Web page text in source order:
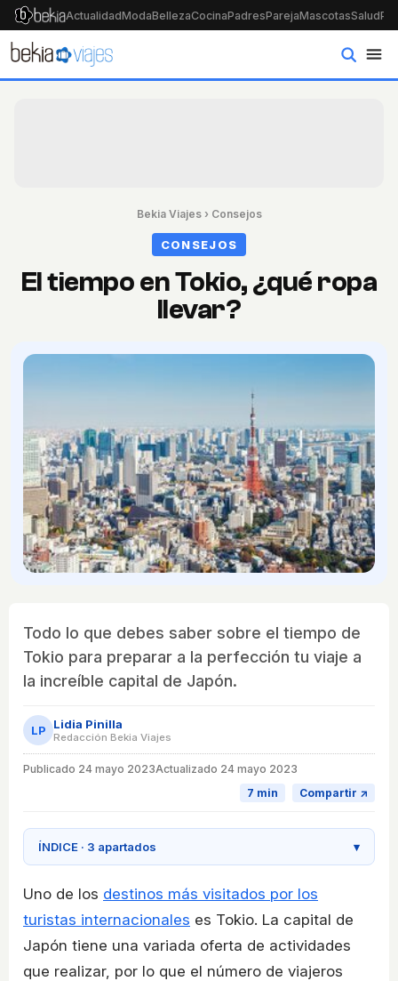
ActualidadModaBellezaCocinaPadresParejaMascotasSalud
Bekia Viajes› Consejos
CONSEJOS
El tiempo en Tokio, ¿qué ropa
llevar?
Todo lo que debes saber sobre el tiempo de
Tokio para preparar a la perfección tu viaje a
la increíble capital de Japón.
LP Lidia Pinilla
Redacción Bekia Viajes
Publicado 24 mayo 2023Actualizado 24 mayo 2023
7 min
Compartir ↗
ÍNDICE · 3 apartados ▾
Uno de los destinos más visitados por los
turistas internacionales es Tokio. La capital de
Japón tiene una variada oferta de actividades
que realizar, por lo que el número de viajeros